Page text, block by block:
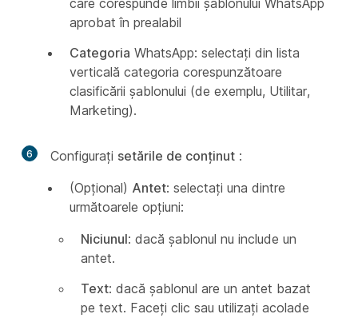
care corespunde limbii șablonului WhatsApp
aprobat în prealabil
Categoria WhatsApp: selectați din lista
verticală categoria corespunzătoare
clasificării șablonului (de exemplu, Utilitar,
Marketing).
6 Configurați setările de conținut :
(Opțional) Antet: selectați una dintre
următoarele opțiuni:
Niciunul: dacă șablonul nu include un
antet.
Text: dacă șablonul are un antet bazat
pe text. Faceți clic sau utilizați acolade